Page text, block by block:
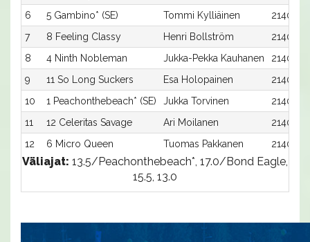
6
5 Gambino* (SE) Tommi Kylliäinen
2140:5
7
8 Feeling Classy Henri Bollström
2140:8
8
4 Ninth Nobleman Jukka-Pekka Kauhanen
2140:4
9
11 So Long Suckers Esa Holopainen
2140:11
10
1 Peachonthebeach* (SE) Jukka Torvinen
2140:1
11
12 Celeritas Savage Ari Moilanen
2140:12
12
6 Micro Queen Tuomas Pakkanen 2140:6
Väliajat: 13.5/Peachonthebeach*, 17.0/Bond Eagle,
15.5, 13.0